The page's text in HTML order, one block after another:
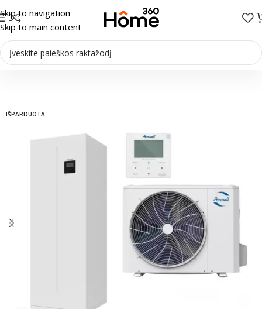
Skip to navigation
Skip to main content
Pradžia/Šilumos siurbliai/Šilumos siurbliai Oras-vanduo
IŠPARDUOTA